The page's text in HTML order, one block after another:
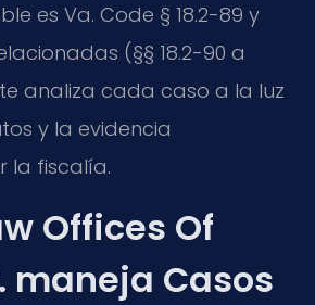
es Va. Code § 18.2-89 y
(§§ 18.2-90 a
analiza cada caso a la luz
y la evidencia
la fiscalía.
Offices Of
maneja Casos